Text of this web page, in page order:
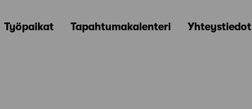
Työpaikat Tapahtumakalenteri Yhteystiedot